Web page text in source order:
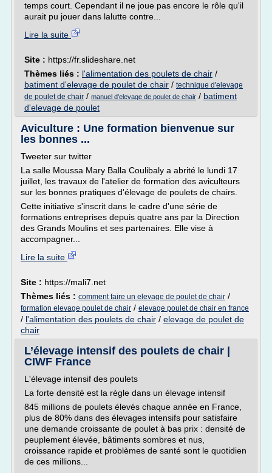
temps court. Cependant il ne joue pas encore le rôle qu'il
aurait pu jouer dans lalutte contre...
Lire la suite
Site : https://fr.slideshare.net
Thèmes liés : l'alimentation des poulets de chair /
batiment d'elevage de poulet de chair / technique d'elevage
de poulet de chair / manuel d'elevage de poulet de chair / batiment
d'elevage de poulet
Aviculture : Une formation bienvenue sur
les bonnes ...
Tweeter sur twitter
La salle Moussa Mary Balla Coulibaly a abrité le lundi 17
juillet, les travaux de l'atelier de formation des aviculteurs
sur les bonnes pratiques d'élevage de poulets de chairs.
Cette initiative s'inscrit dans le cadre d'une série de
formations entreprises depuis quatre ans par la Direction
des Grands Moulins et ses partenaires. Elle vise à
accompagner...
Lire la suite
Site : https://mali7.net
Thèmes liés : comment faire un elevage de poulet de chair /
formation elevage poulet de chair / elevage poulet de chair en france
/ l'alimentation des poulets de chair / elevage de poulet de
chair
L’élevage intensif des poulets de chair |
CIWF France
L'élevage intensif des poulets
La forte densité est la règle dans un élevage intensif
845 millions de poulets élevés chaque année en France,
plus de 80% dans des élevages intensifs pour satisfaire
une demande croissante de poulet à bas prix : densité de
peuplement élevée, bâtiments sombres et nus,
croissance rapide et problèmes de santé sont le quotidien
de ces millions...